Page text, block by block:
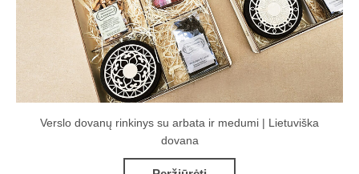
Verslo dovanų rinkinys su arbata ir medumi | Lietuviška
dovana